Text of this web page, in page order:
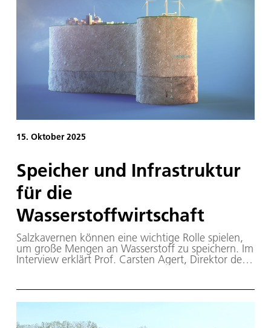
Innovation in Halle 6, Stand 6L35 aktuelle Themen
und Projekte aus seiner Wasserstoff-Forschung vor
– von der Erzeugung über die Speicherung bis zur
Nutzung.
15. Oktober 2025
Speicher und Infrastruktur
für die
Wasserstoffwirtschaft
Salzkavernen können eine wichtige Rolle spielen,
um große Mengen an Wasserstoff zu speichern. Im
Interview erklärt Prof. Carsten Agert, Direktor des
Möglichkeiten es gibt, bestehende Infrastruktur für
den Start in die Wasserstoffwirtschaft zu nutzen.